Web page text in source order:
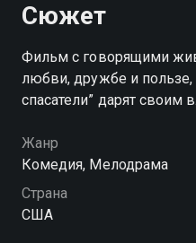
Сюжет
Фильм с говорящими
любви, дружбе и
спасатели” дарят своим
Жанр
Комедия, Мелодрама
Страна
США